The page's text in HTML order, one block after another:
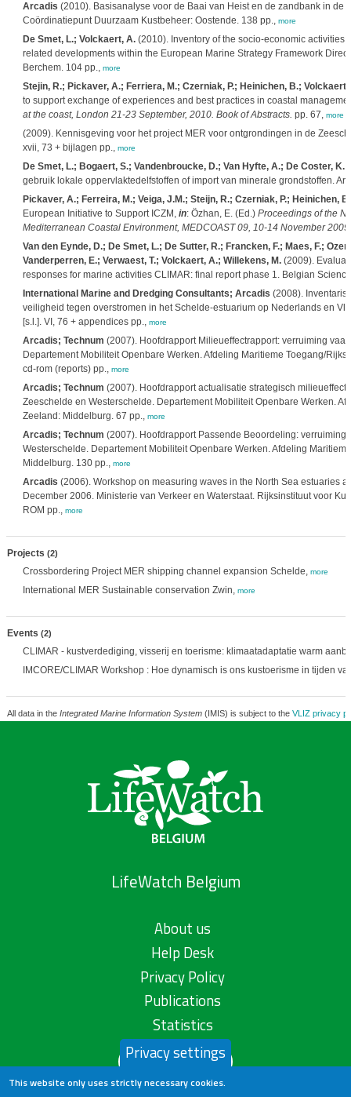
Arcadis (2010). Basisanalyse voor de Baai van Heist en de zandbank in de
Coördinatiepunt Duurzaam Kustbeheer: Oostende. 138 pp., more
De Smet, L.; Volckaert, A.(2010). Inventory of the socio-economic activities
related developments within the European Marine Strategy Framework
Berchem. 104 pp., more
Stejin, R.; Pickaver, A.; Ferriera, M.; Czerniak, P.; Heinichen, B.; Volckaert,
to support exchange of experiences and best practices in coastal
at the coast, London 21-23 September, 2010. Book of Abstracts. pp. 67, more
(2009). Kennisgeving voor het project MER voor ontgrondingen in de
xvii, 73 + bijlagen pp., more
De Smet, L.; Bogaert, S.; Vandenbroucke, D.; Van Hyfte, A.; De Coster, K.
gebruik lokale oppervlaktedelfstoffen of import van minerale grondstoffen.
Pickaver, A.; Ferreira, M.; Veiga, J.M.; Steijn, R.; Czerniak, P.; Heinichen,
European Initiative to Support ICZM, in: Özhan, E. (Ed.) Proceedings of the
Mediterranean Coastal Environment, MEDCOAST 09, 10-14 November
Van den Eynde, D.; De Smet, L.; De Sutter, R.; Francken, F.; Maes, F.;
Vanderperren, E.; Verwaest, T.; Volckaert, A.; Willekens, M.(2009).
responses for marine activities CLIMAR: final report phase 1. Belgian
International Marine and Dredging Consultants; Arcadis (2008).
veiligheid tegen overstromen in het Schelde-estuarium op Nederlands en
[s.l.]. VI, 76 + appendices pp., more
Arcadis; Technum (2007). Hoofdrapport Milieueffectrapport: verruiming
Departement Mobiliteit Openbare Werken. Afdeling Maritieme Toegang/
cd-rom (reports) pp., more
Arcadis; Technum (2007). Hoofdrapport actualisatie strategisch
Zeeschelde en Westerschelde. Departement Mobiliteit Openbare Werken.
Zeeland: Middelburg. 67 pp., more
Arcadis; Technum (2007). Hoofdrapport Passende Beoordeling:
Westerschelde. Departement Mobiliteit Openbare Werken. Afdeling
Middelburg. 130 pp., more
Arcadis (2006). Workshop on measuring waves in the North Sea estuaries
December 2006. Ministerie van Verkeer en Waterstaat. Rijksinstituut voor
ROM pp., more
Projects (2)
Crossbordering Project MER shipping channel expansion Schelde, more
International MER Sustainable conservation Zwin, more
Events (2)
CLIMAR - kustverdediging, visserij en toerisme: klimaatadaptatie warm
IMCORE/CLIMAR Workshop : Hoe dynamisch is ons kustoerisme in tijden
All data in the Integrated Marine Information System(IMIS) is subject to the VLIZ privacy
LifeWatch Belgium
About us
Help Desk
Privacy Policy
Publications
Statistics
Contact us
Privacy settings
This website only uses strictly necessary cookies.